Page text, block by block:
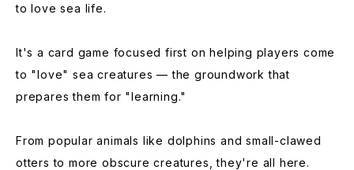
to love sea life.
It's a card game focused first on helping players come
to "love" sea creatures — the groundwork that
prepares them for "learning."
From popular animals like dolphins and small-clawed
otters to more obscure creatures, they're all here.